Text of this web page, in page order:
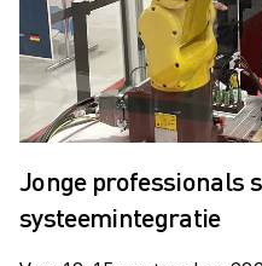
SCARA ROBOTS
COMPACTE CNC-
ROBODRILL FILTER
ROBODRILL COMPACTE CNC-
ROBODRILL HARDWARE
ROBODRILL PREVENTIEF
ROBODRILL DUURZAAMHEID
ROBODRILL ROBOT PAKKET
Jonge professionals
systeemintegratie